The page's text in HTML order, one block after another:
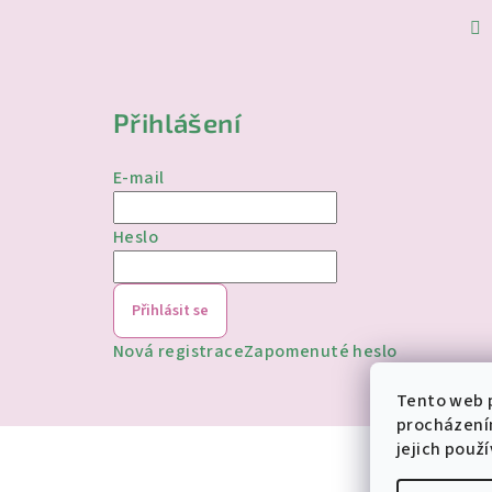
Tento web
jejich
Přihlášení
E-mail
Heslo
Přihlásit se
Nová registraceZapomenuté heslo